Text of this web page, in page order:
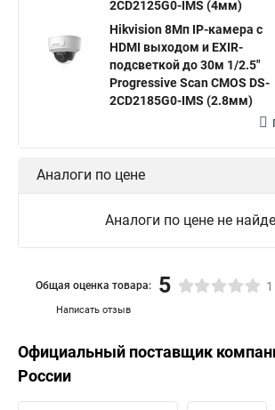
2CD2125G0-IMS (4мм)
Hikvision 8Мп IP-камера с
HDMI выходом и EXIR-
подсветкой до 30м 1/2.5"
Progressive Scan CMOS DS-
2CD2185G0-IMS (2.8мм)
Аналоги по цене
Аналоги по цене не
Написать отзыв
Общая оценка товара: 5 1
Официальный поставщик
России